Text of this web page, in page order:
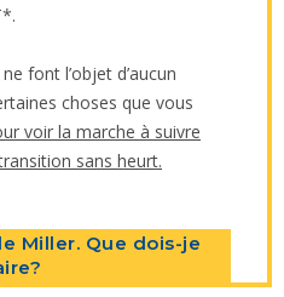
font l’objet d’aucun
choses que vous
voir la marche à suivre
sans heurt.
Miller. Que dois-je